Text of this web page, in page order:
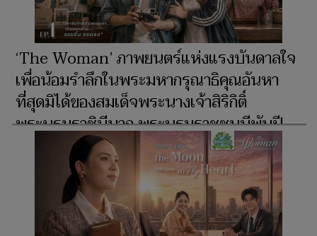
‘The Woman’ ภาพยนตร์แห่งแรงบันดาลใจ
เพื่อน้อมรำลึกในพระมหากรุณาธิคุณอันหา
ที่สุดมิได้ของสมเด็จพระนางเจ้าสิริกิติ์
พระบรมราชินีนาถ พระบรมราชชนนีพันปี
หลวง ผู้ทรงเป็น ‘แม่’ และ ‘รอยยิ้มแห่งแผ่น
ดิน’ จุดประกายความสว่างไสวแก่ชีวิตพสก
นิกรไทยชั่วนิรันดร์ ตอน ‘She is My Smile’